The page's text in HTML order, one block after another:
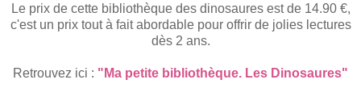
Le prix de cette bibliothèque des dinosaures est de 14.90 €,
c'est un prix tout à fait abordable pour offrir de jolies lectures
dès 2 ans.
Retrouvez ici : "Ma petite bibliothèque. Les Dinosaures"